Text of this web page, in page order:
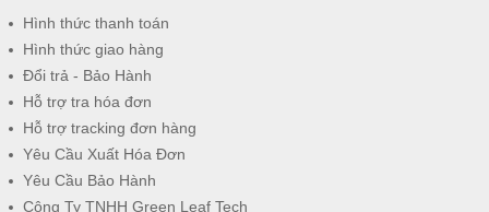
Hình thức thanh toán
Hình thức giao hàng
Đổi trả - Bảo Hành
Hỗ trợ tra hóa đơn
Hỗ trợ tracking đơn hàng
Yêu Cầu Xuất Hóa Đơn
Yêu Cầu Bảo Hành
Công Ty TNHH Green Leaf Tech